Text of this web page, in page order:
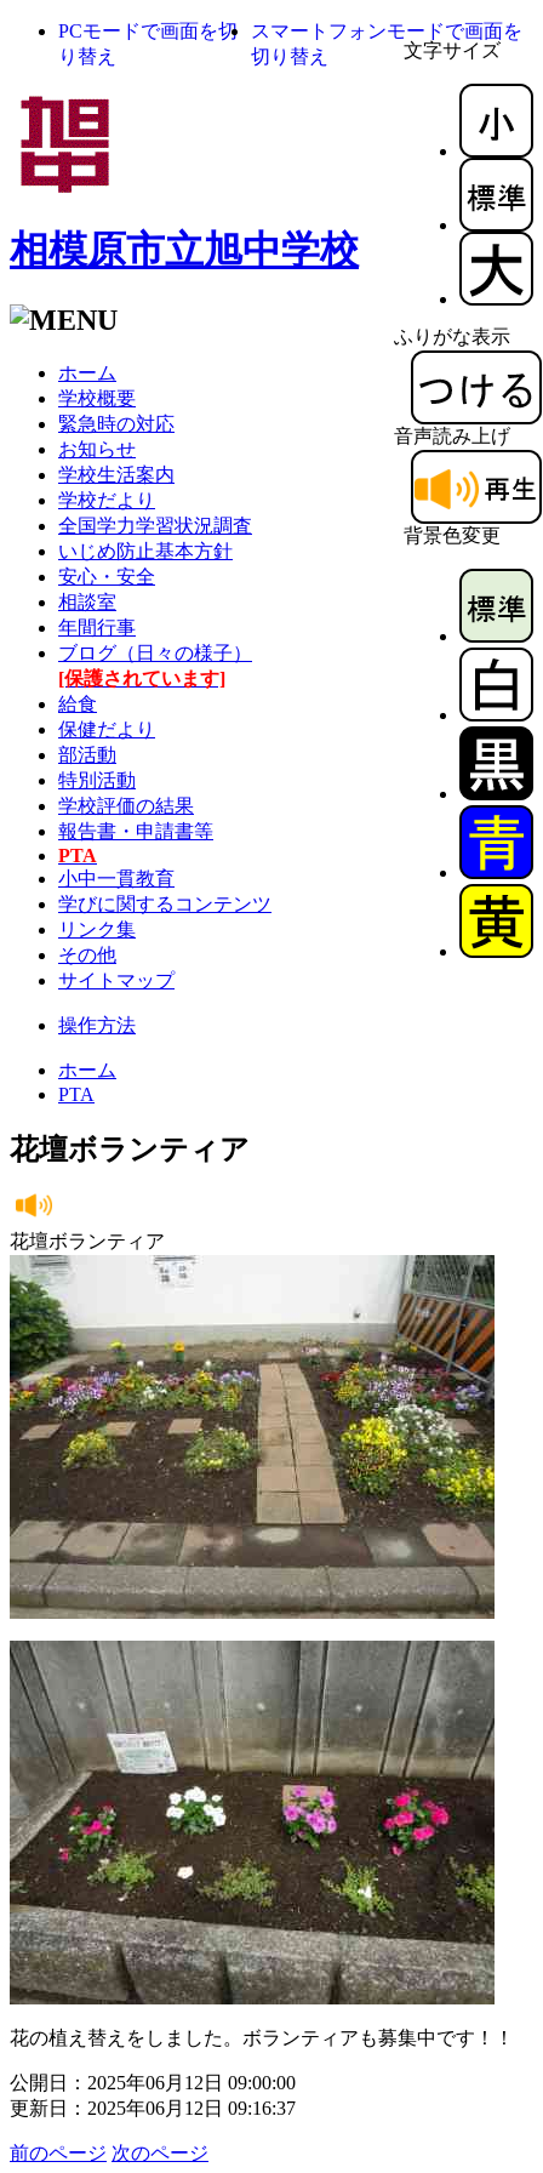
文字サイズ
ふりがな表示
音声読み上げ
背景色変更
PCモードで画面を切
り替え
スマートフォンモードで画面を
切り替え
相模原市立旭中学校
ホーム
学校概要
緊急時の対応
お知らせ
学校生活案内
学校だより
全国学力学習状況調査
いじめ防止基本方針
安心・安全
相談室
年間行事
ブログ（日々の様子）
[保護されています]
給食
保健だより
部活動
特別活動
学校評価の結果
報告書・申請書等
PTA
小中一貫教育
学びに関するコンテンツ
リンク集
その他
サイトマップ
操作方法
ホーム
PTA
花壇ボランティア
花壇ボランティア
花の植え替えをしました。ボランティアも募集中です！！
公開日：2025年06月12日 09:00:00
更新日：2025年06月12日 09:16:37
前のページ 次のページ